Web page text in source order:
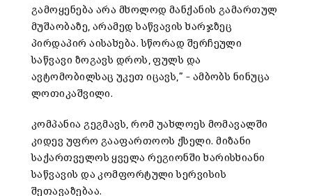
გამოყენება არა მხოლოდ მანქანის გამართულ
მუშაობაზე, არამედ საწვავის ხარჯზეც
პირდაპირ აისახება. სწორად შერჩეული
საწვავი ზოგავს დროს ,ფულს და
ავტომობილსაც უკეთ იცავს,” – ამბობს ნინუცა
ლოთიკაშვილი.
კომპანია გეგმავს,რომ უახლოეს მომავალში
კიდევ უფრო გააფართოოს ქსელი.მიზანი
საქართველოს ყველა რეგიონში ხარისხიანი
საწვავის და კომფორტული სერვისის
შეთავაზებაა.